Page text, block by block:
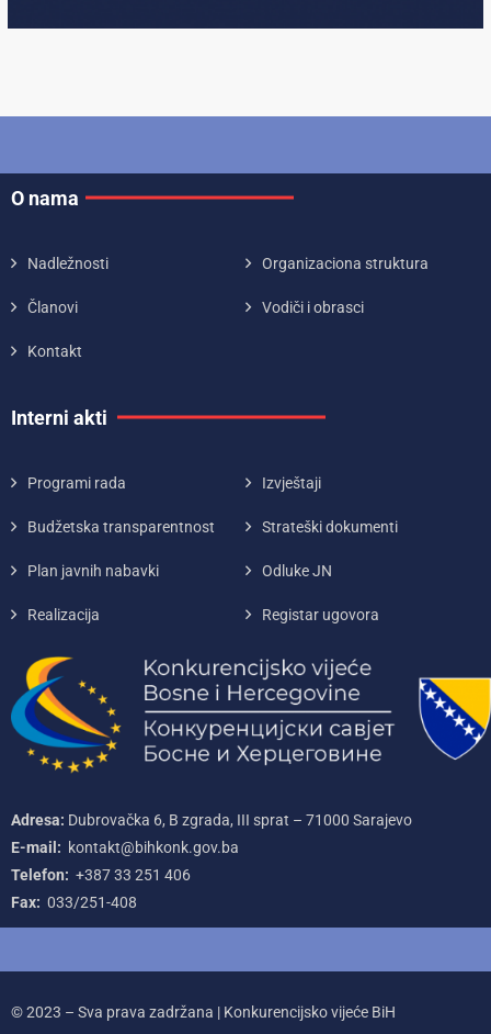
O nama
Nadležnosti Organizaciona struktura
Članovi Vodiči i obrasci
Kontakt
Interni akti
Programi rada Izvještaji
Budžetska transparentnost Strateški dokumenti
Plan javnih nabavki Odluke JN
Realizacija Registar ugovora
Adresa: Dubrovačka 6, B zgrada, III sprat – 71000‌ Sarajevo
E-mail: kontakt@bihkonk.gov.ba
Telefon: +387‌ 33‌ 251‌ 406
Fax: 033/251-408
© 2023 – Sva prava zadržana | Konkurencijsko vijeće BiH